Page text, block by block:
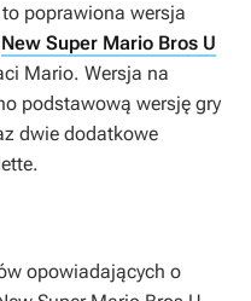
to poprawiona wersja
New Super Mario Bros U
Mario. Wersja na
podstawową wersję gry
dwie dodatkowe
opowiadających o